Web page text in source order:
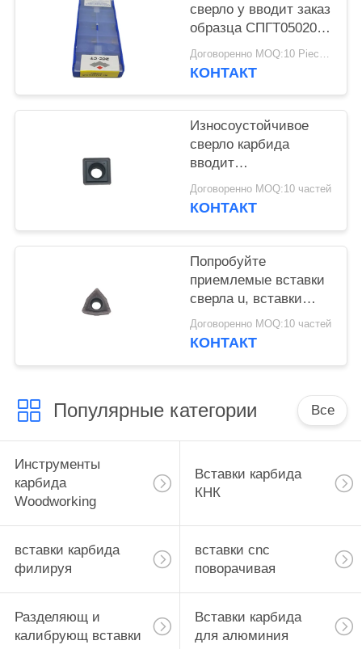
сверло у вводит заказ
образца СПГТ050204-
ПМ ИБГ212
приемлемый
Договоренно MOQ:10 Piece / Pieces
КОНТАКТ
Износоустойчивое
сверло карбида
вводит
SPMG090408DG для
подвергая
Договоренно MOQ:10 частей
КОНТАКТ
Попробуйте
приемлемые вставки
сверла u, вставки
WCMX06T308B-ZK
карбида поворачивая
Договоренно MOQ:10 частей
КОНТАКТ
Популярные категории Все
Инструменты
карбида
Woodworking
Вставки карбида
КНК
вставки карбида
филируя
вставки cnc
поворачивая
Разделяющ и
калибрующ вставки
Вставки карбида
для алюминия